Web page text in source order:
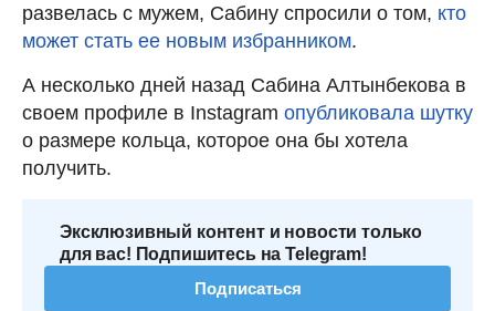
развелась с мужем, Сабину спросили о том, кто
может стать ее новым избранником.
А несколько дней назад Сабина Алтынбекова в
своем профиле в Instagram опубликовала шутку
о размере кольца, которое она бы хотела
получить.
Эксклюзивный контент и новости только
для вас! Подпишитесь на Telegram!
Подписаться